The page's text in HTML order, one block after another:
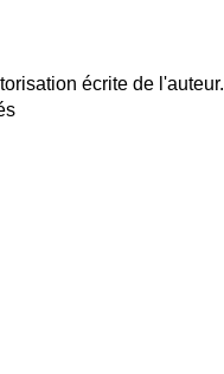
écrite de l'auteur.